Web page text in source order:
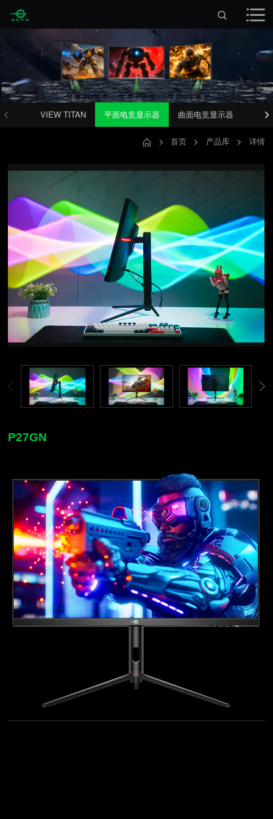
VIEW TITAN 平面电竞显示器 曲面电竞显示器
首页 产品库 详情
P27GN